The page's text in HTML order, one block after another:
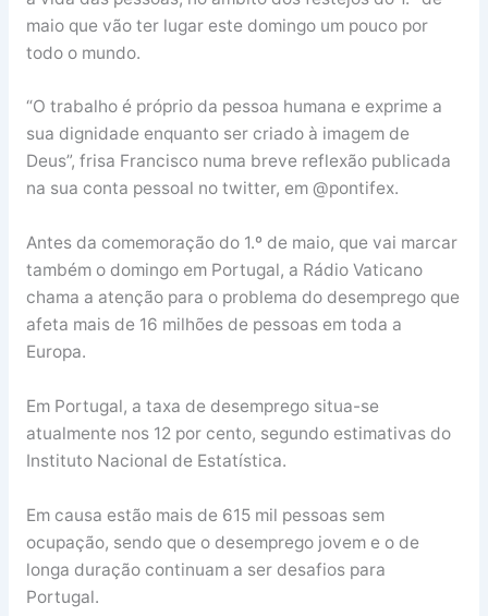
maio que vão ter lugar este domingo um pouco por
todo o mundo.
“O trabalho é próprio da pessoa humana e exprime a
sua dignidade enquanto ser criado à imagem de
Deus”, frisa Francisco numa breve reflexão publicada
na sua conta pessoal no twitter, em @pontifex.
Antes da comemoração do 1.º de maio, que vai marcar
também o domingo em Portugal, a Rádio Vaticano
chama a atenção para o problema do desemprego que
afeta mais de 16 milhões de pessoas em toda a
Europa.
Em Portugal, a taxa de desemprego situa-se
atualmente nos 12 por cento, segundo estimativas do
Instituto Nacional de Estatística.
Em causa estão mais de 615 mil pessoas sem
ocupação, sendo que o desemprego jovem e o de
longa duração continuam a ser desafios para
Portugal.